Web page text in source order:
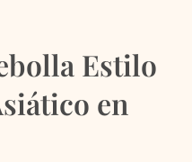
Estilo
en